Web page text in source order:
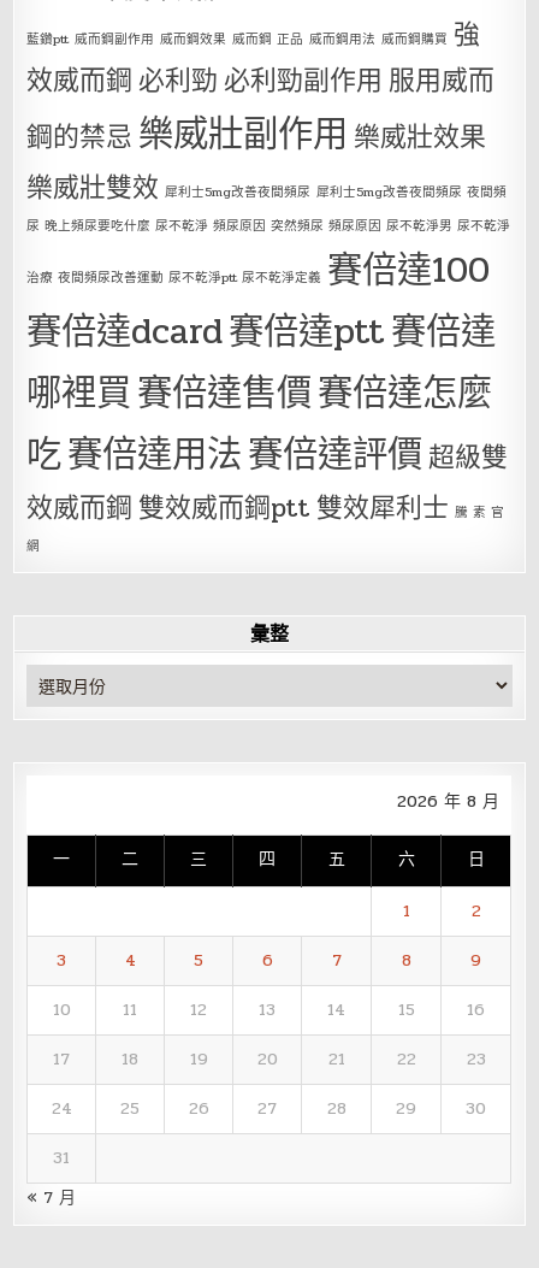
藍鑽ptt 威而鋼副作用 威而鋼效果 威而鋼 正品 威而鋼用法 威而鋼購買 強
效威而鋼 必利勁 必利勁副作用 服用威而
鋼的禁忌 樂威壯副作用 樂威壯效果
樂威壯雙效 犀利士5mg改善夜間頻尿 犀利士5mg改善夜間頻尿 夜間頻
尿 晚上頻尿要吃什麼 尿不乾淨 頻尿原因 突然頻尿 頻尿原因 尿不乾淨男 尿不乾淨
治療 夜間頻尿改善運動 尿不乾淨ptt 尿不乾淨定義 賽倍達100
賽倍達dcard賽倍達ptt賽倍達
哪裡買賽倍達售價賽倍達怎麼
吃賽倍達用法賽倍達評價超級雙
效威而鋼 雙效威而鋼ptt 雙效犀利士 騰 素 官
網
彙整
彙
整
2026 年 8 月
一 二 三 四 五 六 日
1
2
3
4 5 6 7 8
9
10
11 12 13 14 15
16
17
18 19 20 21 22
23
24
25 26 27 28 29
30
31
« 7 月